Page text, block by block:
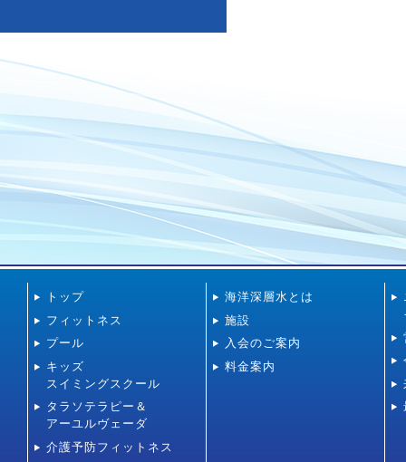
トップ
フィットネス
プール
キッズ
スイミングスクール
タラソテラピー＆
アーユルヴェーダ
介護予防フィットネス
海洋深層水とは
施設
入会のご案内
料金案内